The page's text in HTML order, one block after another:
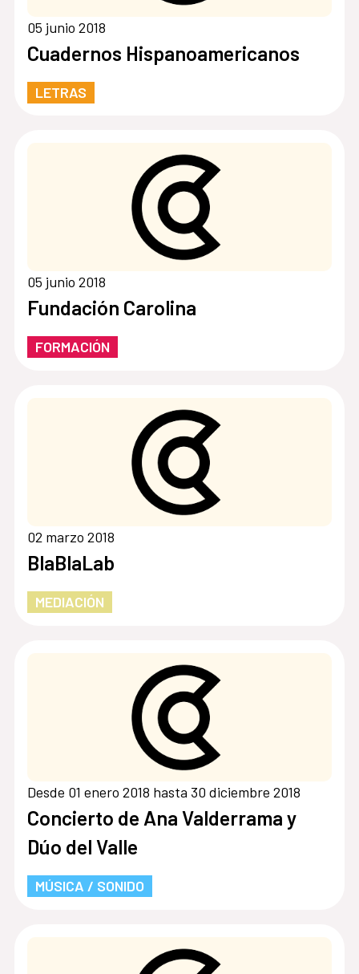
05 junio 2018
Cuadernos Hispanoamericanos
LETRAS
05 junio 2018
Fundación Carolina
FORMACIÓN
02 marzo 2018
BlaBlaLab
MEDIACIÓN
Desde 01 enero 2018 hasta 30 diciembre 2018
Concierto de Ana Valderrama y
Dúo del Valle
MÚSICA / SONIDO